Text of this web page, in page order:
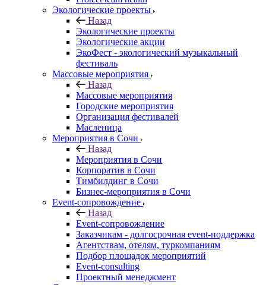
Экологические проекты
Назад
Экологические проекты
Экологические акции
ЭкоФест - экологический музыкальный
фестиваль
Массовые мероприятия
Назад
Массовые мероприятия
Городские мероприятия
Организация фестивалей
Масленица
Мероприятия в Сочи
Назад
Мероприятия в Сочи
Корпоратив в Сочи
Тимбилдинг в Сочи
Бизнес-мероприятия в Сочи
Event-сопровождение
Назад
Event-сопровождение
Заказчикам - долгосрочная event-поддержка
Агентствам, отелям, туркомпаниям
Подбор площадок мероприятий
Event-consulting
Проектный менеджмент